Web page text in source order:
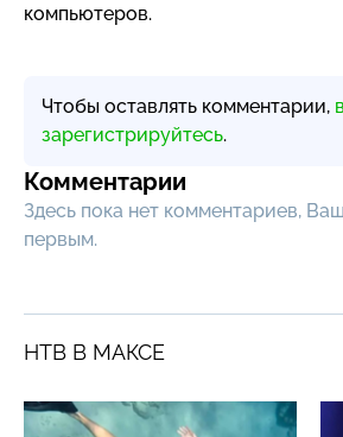
компьютеров.
Чтобы оставлять комментарии,
зарегистрируйтесь.
Комментарии
Здесь пока нет комментариев,
первым.
НТВ В МАКСЕ